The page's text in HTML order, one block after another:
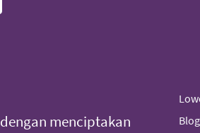
menciptakan
Blog